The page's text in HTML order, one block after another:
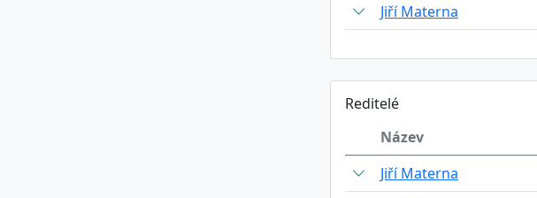
Jiří Materna
Reditelé
Název
Jiří Materna